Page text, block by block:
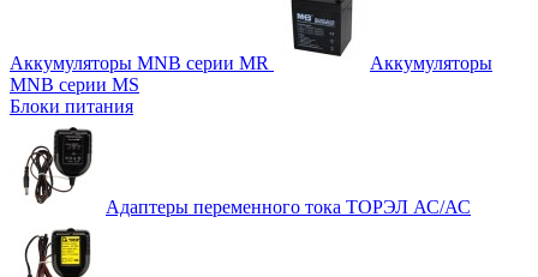
Аккумуляторы MNB серии MR
Аккумуляторы
MNB серии MS
Блоки питания
Адаптеры переменного тока ТОРЭЛ АС/АС